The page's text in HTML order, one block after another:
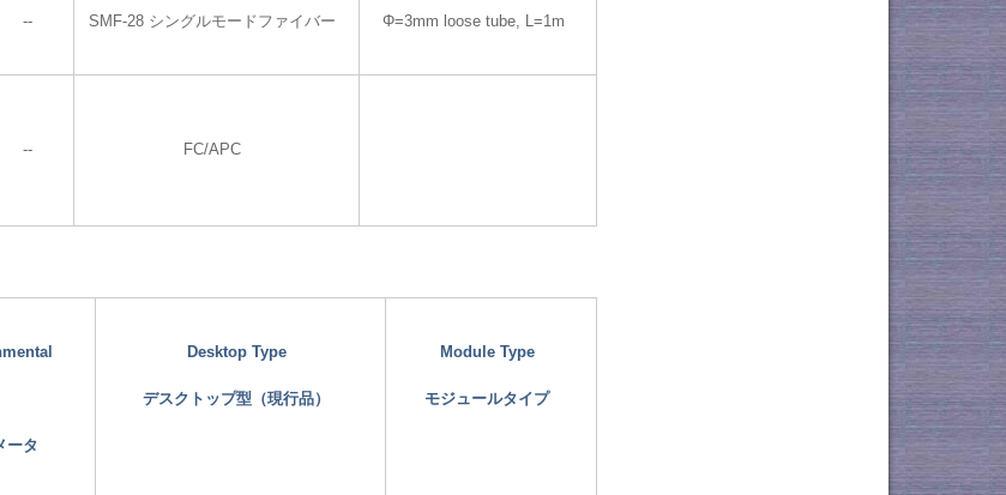
-- SMF-28 シングルモードファイバー Φ=3mm loose tube, L=1m
-- FC/APC
ータ
Desktop Type
デスクトップ型（現行品）
Module Type
モジュールタイプ